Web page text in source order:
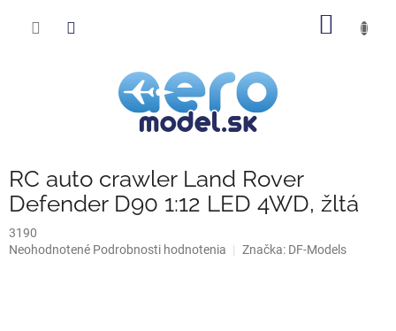
RC auto crawler Land Rover
Defender D90 1:12 LED 4WD, žltá
3190
Priemerné
Neohodnotené Podrobnosti hodnotenia Značka: DF-Models